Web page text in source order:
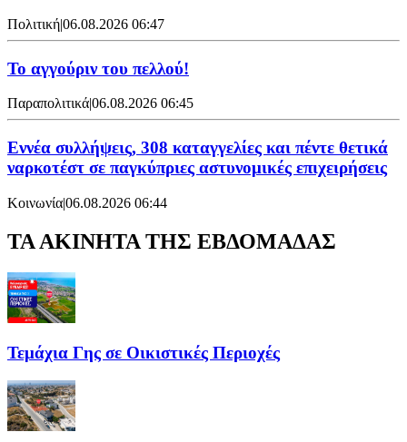
Πολιτική|06.08.2026 06:47
Το αγγούριν του πελλού!
Παραπολιτικά|06.08.2026 06:45
Εννέα συλλήψεις, 308 καταγγελίες και πέντε θετικά
ναρκοτέστ σε παγκύπριες αστυνομικές επιχειρήσεις
Κοινωνία|06.08.2026 06:44
ΤΑ ΑΚΙΝΗΤΑ ΤΗΣ ΕΒΔΟΜΑΔΑΣ
Τεμάχια Γης σε Οικιστικές Περιοχές